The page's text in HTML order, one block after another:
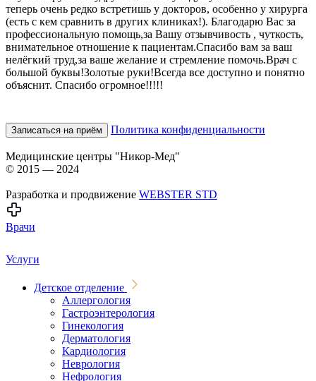
теперь очень редко встретишь у докторов, особенно у хирурга
(есть с кем сравнить в других клиниках!). Благодарю Вас за
профессиональную помощь,за Вашу отзывчивость , чуткость,
внимательное отношение к пациентам.Спасибо вам за ваш
нелёгкий труд,за ваше желание и стремление помочь.Врач с
большой буквы!Золотые руки!Всегда все доступно и понятно
объяснит. Спасибо огромное!!!!!
Записаться на приём Политика конфиденциальности
Медицинские центры "Никор-Мед"
© 2015 — 2024
Разработка и продвижение WEBSTER STD
Врачи
Услуги
Детское отделение
Аллергология
Гастроэнтерология
Гинекология
Дерматология
Кардиология
Неврология
Нефрология